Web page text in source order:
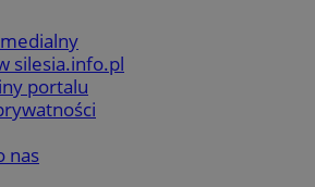
silesia.info.pl
portalu
nas
.x.com